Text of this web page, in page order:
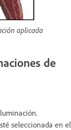
aplicada
de
seleccionada en el